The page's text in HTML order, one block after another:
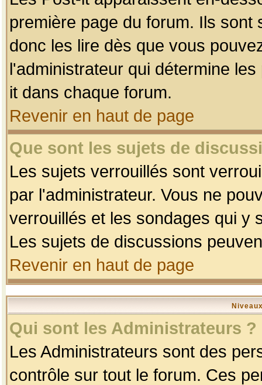
première page du forum. Ils
donc les lire dès que vous
l'administrateur qui détermine
it dans chaque forum.
Revenir en haut de page
Que sont les sujets de
Les sujets verrouillés sont
par l'administrateur. Vous ne
verrouillés et les sondages qui y
Les sujets de discussions
Revenir en haut de page
Qui sont les Administrateurs ?
Les Administrateurs sont des
contrôle sur tout le forum. Ces